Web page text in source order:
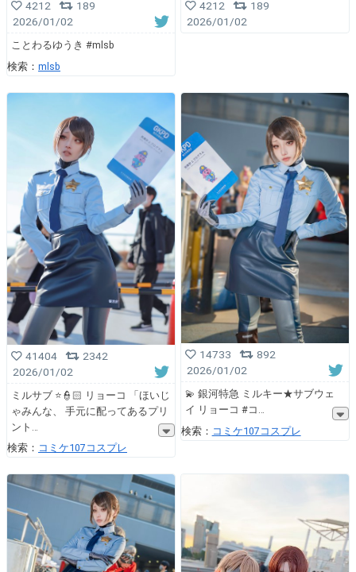
4212
189
2026/01/02
ことわるゆうき #mlsb
検索： mlsb
4212
189
2026/01/02
41404
2342
2026/01/02
ミルサブ ⭐️👮🏻 リョーコ 「ほいじ
ゃみんな、 手元に配ってあるプリ
ント
検索： コミケ107コスプレ
14733
892
2026/01/02
💫 銀河特急 ミルキー★サブウェ
イ リョーコ #コ
検索： コミケ107コスプレ